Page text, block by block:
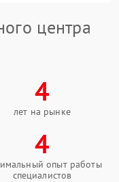
центра
4
лет на рынке
4
опыт работы
специалистов